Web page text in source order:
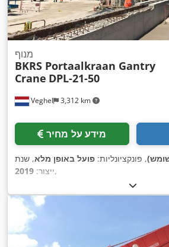
Veghel 3,312 km
מנוף
BKRS Portaalkraan Gantry
Crane DPL-21-50
מידע על מחיר
, פונקציונליות: פועל באופן מלא, שנת
ייצור: 2019 ,